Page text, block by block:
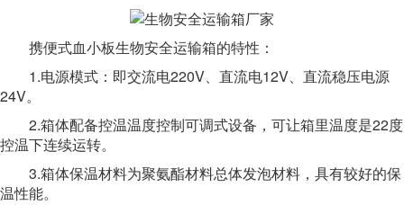
携便式血小板生物安全运输箱的特性：
1.电源模式：即交流电220V、直流电12V、直流稳压电源
24V。
2.箱体配备控温温度控制可调式设备，可让箱里温度是22度
控温下连续运转。
3.箱体保温材料为聚氨酯材料总体发泡材料，具有较好的保
温性能。